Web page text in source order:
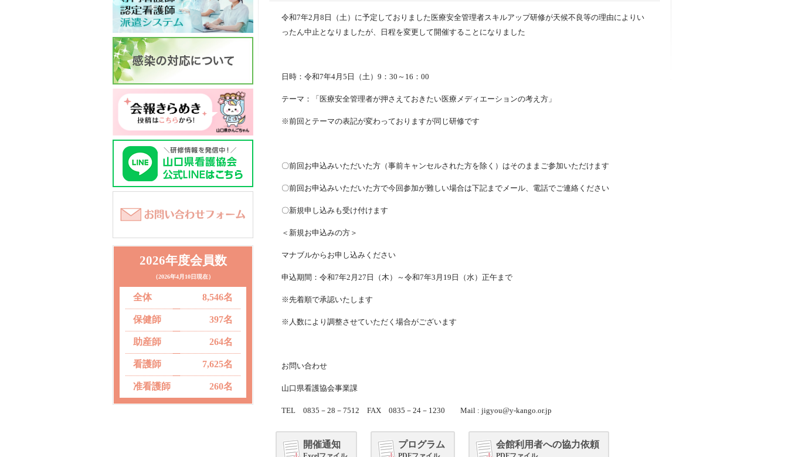
2026年度会員数
（2026年4月10日現在）
全体 8,546名
保健師 397名
助産師 264名
看護師 7,625名
准看護師 260名
令和7年2月8日（土）に予定しておりました医療安全管理者スキルアップ研修が天候不良等の理由によりい
ったん中止となりましたが、日程を変更して開催することになりました
日時：令和7年4月5日（土）9：30～16：00
テーマ：「医療安全管理者が押さえておきたい医療メディエーションの考え方」
※前回とテーマの表記が変わっておりますが同じ研修です
〇前回お申込みいただいた方（事前キャンセルされた方を除く）はそのままご参加いただけます
〇前回お申込みいただいた方で今回参加が難しい場合は下記までメール、電話でご連絡ください
〇新規申し込みも受け付けます
＜新規お申込みの方＞
マナブルからお申し込みください
申込期間：令和7年2月27日（木）～令和7年3月19日（水）正午まで
※先着順で承認いたします
※人数により調整させていただく場合がございます
お問い合わせ
山口県看護協会事業課
TEL 0835－28－7512 FAX 0835－24－1230 Mail : jigyou@y-kango.or.jp
開催通知 プログラム 会館利用者への協力依頼